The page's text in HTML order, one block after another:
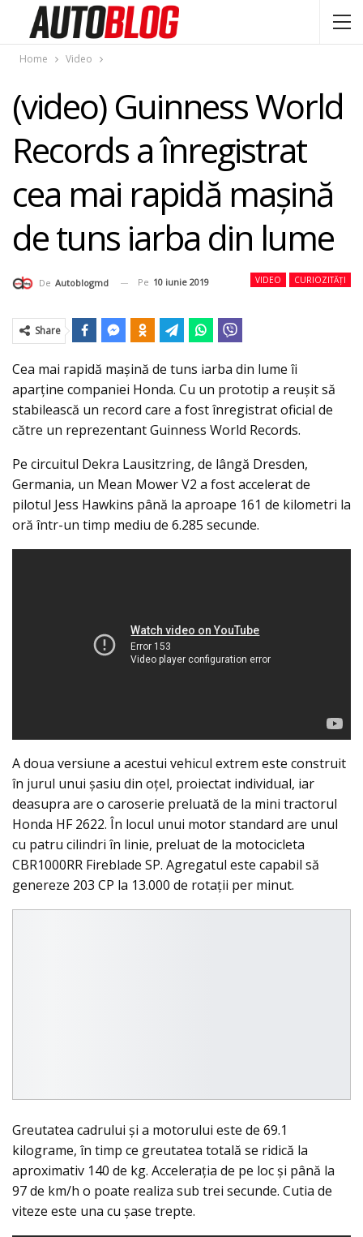
Home Video
(video) Guinness World
Records a înregistrat
cea mai rapidă maşină
de tuns iarba din lume
VIDEO CURIOZITĂȚI
De Autoblogmd Pe 10 iunie 2019
Share
Cea mai rapidă maşină de tuns iarba din lume îi
aparţine companiei Honda. Cu un prototip a reuşit să
stabilească un record care a fost înregistrat oficial de
către un reprezentant Guinness World Records.
Pe circuitul Dekra Lausitzring, de lângă Dresden,
Germania, un Mean Mower V2 a fost accelerat de
pilotul Jess Hawkins până la aproape 161 de kilometri la
oră într-un timp mediu de 6.285 secunde.
A doua versiune a acestui vehicul extrem este construit
în jurul unui șasiu din oțel, proiectat individual, iar
deasupra are o caroserie preluată de la mini tractorul
Honda HF 2622. În locul unui motor standard are unul
cu patru cilindri în linie, preluat de la motocicleta
CBR1000RR Fireblade SP. Agregatul este capabil să
genereze 203 CP la 13.000 de rotaţii per minut.
Greutatea cadrului și a motorului este de 69.1
kilograme, în timp ce greutatea totală se ridică la
aproximativ 140 de kg. Acceleraţia de pe loc şi până la
97 de km/h o poate realiza sub trei secunde. Cutia de
viteze este una cu şase trepte.